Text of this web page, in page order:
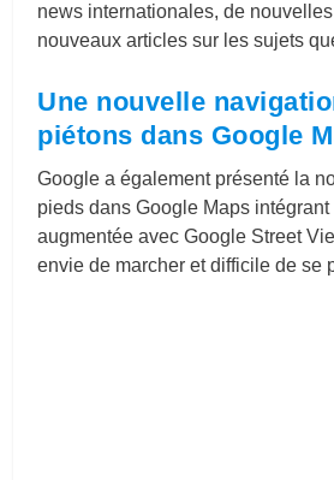
news internationales, de
nouveaux articles sur les sujets
Une nouvelle
piétons dans Google
Google a également présenté la
pieds dans Google Maps
augmentée avec Google Street
envie de marcher et difficile de se